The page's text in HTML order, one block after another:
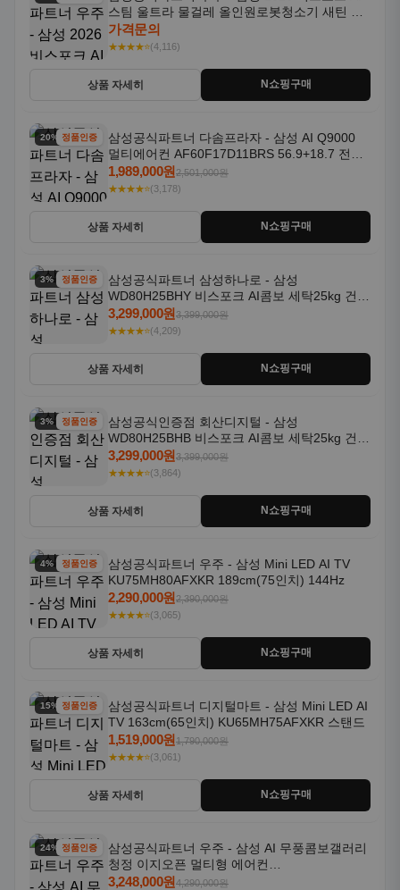
스팀 울트라 물걸레 올인원로봇청소기 새틴 차
콜 AAH
가격문의
★★★★⭐(4,116)
상품 자세히 N쇼핑구매
20% 할인정품인증
삼성공식파트너 다솜프라자 - 삼성 AI Q9000
멀티에어컨 AF60F17D11BRS 56.9+18.7 전국
기본설치포함
1,989,000원2,501,000원
★★★★⭐(3,178)
상품 자세히 N쇼핑구매
3% 할인정품인증
삼성공식파트너 삼성하나로 - 삼성
WD80H25BHY 비스포크 AI콤보 세탁25kg 건조
18kg 26년형 일체형 1등급
3,299,000원3,399,000원
★★★★⭐(4,209)
상품 자세히 N쇼핑구매
3% 할인정품인증
삼성공식인증점 회산디지털 - 삼성
WD80H25BHB 비스포크 AI콤보 세탁25kg 건조
18kg 26년형 일체형 1등급
3,299,000원3,399,000원
★★★★⭐(3,864)
상품 자세히 N쇼핑구매
4% 할인정품인증
삼성공식파트너 우주 - 삼성 Mini LED AI TV
KU75MH80AFXKR 189cm(75인치) 144Hz
2,290,000원2,390,000원
★★★★⭐(3,065)
상품 자세히 N쇼핑구매
15% 할인정품인증
삼성공식파트너 디지털마트 - 삼성 Mini LED AI
TV 163cm(65인치) KU65MH75AFXKR 스탠드
1,519,000원1,790,000원
★★★★⭐(3,061)
상품 자세히 N쇼핑구매
24% 할인정품인증
삼성공식파트너 우주 - 삼성 AI 무풍콤보갤러리
청정 이지오픈 멀티형 에어컨
AF80F17D22WRS 기본설치포함
3,248,000원4,290,000원